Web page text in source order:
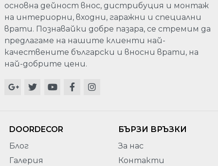
основна дейност внос, дистрибуция и монтаж
на интериорни, входни, гаражни и специални
врати. Познавайки добре пазара, се стремим да
предлагаме на нашите клиенти най-
качествените български и вносни врати, на
най-добрите цени.
DOORDECOR
Блог
Галерия
БЪРЗИ ВРЪЗКИ
За нас
Контакти